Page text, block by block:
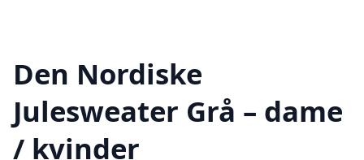
Den Nordiske
Julesweater Grå – dame
/ kvinder